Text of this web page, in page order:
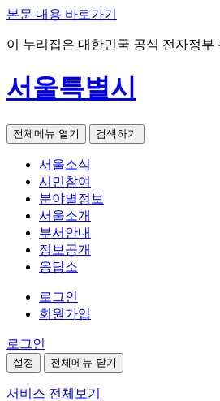
본문 내용 바로가기
이 누리집은 대한민국 공식 전자정부
서울특별시
전체메뉴 열기 검색하기
서울소식
시민참여
분야별정보
서울소개
부서안내
정보공개
응답소
로그인
회원가입
로그인
설정 전체메뉴 닫기
서비스 전체보기